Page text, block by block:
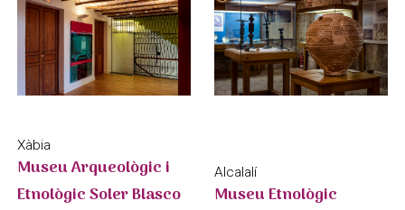
Xàbia
Museu Arqueològic i
Etnològic Soler Blasco
Alcalalí
Museu Etnològic